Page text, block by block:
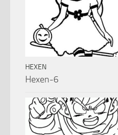
HEXEN
Hexen-6